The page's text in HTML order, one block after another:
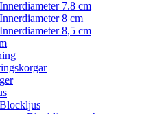
Innerdiameter 7.8 cm
Innerdiameter 8 cm
Innerdiameter 8,5 cm
Blockljus